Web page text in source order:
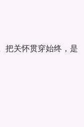
把关怀贯穿始终，是